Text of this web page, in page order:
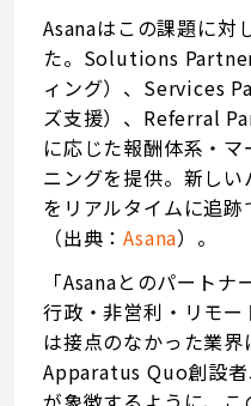
Asanaはこの課題に対
た。Solutions
ィング）、Services
ズ支援）、Referral
に応じた報酬体系・
ニングを提供。新し
をリアルタイムに追
（出典：Asana）。
「Asanaとのパートナ
行政・非営利・リモ
は接点のなかった業
Apparatus Quo創設